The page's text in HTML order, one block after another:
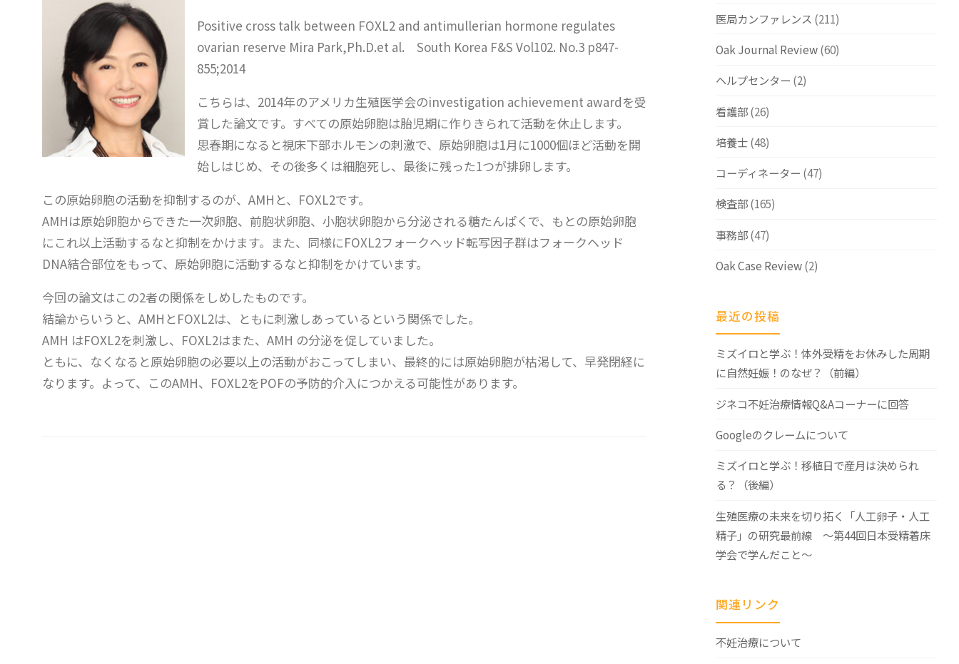
Positive cross talk between FOXL2 and antimullerian hormone regulates
ovarian reserve Mira Park,Ph.D.et al. South Korea F&S Vol102. No.3 p847-
855;2014
こちらは、2014年のアメリカ生殖医学会のinvestigation achievement awardを受
賞した論文です。すべての原始卵胞は胎児期に作りきられて活動を休止します。
思春期になると視床下部ホルモンの刺激で、原始卵胞は1月に1000個ほど活動を開
始しはじめ、その後多くは細胞死し、最後に残った1つが排卵します。
この原始卵胞の活動を抑制するのが、AMHと、FOXL2です。
AMHは原始卵胞からできた一次卵胞、前胞状卵胞、小胞状卵胞から分泌される糖たんぱくで、もとの原始卵胞
にこれ以上活動するなと抑制をかけます。また、同様にFOXL2フォークヘッド転写因子群はフォークヘッド
DNA結合部位をもって、原始卵胞に活動するなと抑制をかけています。
今回の論文はこの2者の関係をしめしたものです。
結論からいうと、AMHとFOXL2は、ともに刺激しあっているという関係でした。
AMH はFOXL2を刺激し、FOXL2はまた、AMH の分泌を促していました。
ともに、なくなると原始卵胞の必要以上の活動がおこってしまい、最終的には原始卵胞が枯渇して、早発閉経に
なります。よって、このAMH、FOXL2をPOFの予防的介入につかえる可能性があります。
医局カンファレンス (211)
Oak Journal Review(60)
ヘルプセンター (2)
看護部(26)
培養士(48)
コーディネーター (47)
検査部(165)
事務部(47)
Oak Case Review(2)
最近の投稿
ミズイロと学ぶ！体外受精をお休みした周期
に自然妊娠！のなぜ？（前編）
ジネコ不妊治療情報Q&Aコーナーに回答
Googleのクレームについて
ミズイロと学ぶ！移植日で産月は決められ
る？（後編）
生殖医療の未来を切り拓く「人工卵子・人工
精子」の研究最前線 ～第44回日本受精着床
学会で学んだこと～
関連リンク
不妊治療について